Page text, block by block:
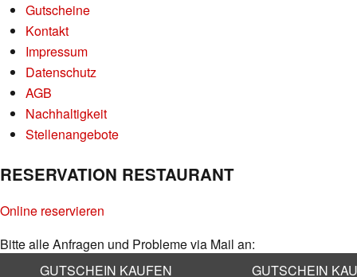
Gutscheine
Kontakt
Impressum
Datenschutz
AGB
Nachhaltigkeit
Stellenangebote
RESERVATION RESTAURANT
Online reservieren
Bitte alle Anfragen und Probleme via Mail an:
info@kaufleuten.ch
GUTSCHEIN KAUFEN GUTSCHEIN